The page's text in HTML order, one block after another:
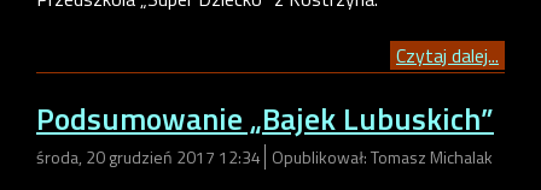
Czytaj dalej...
Podsumowanie „Bajek Lubuskich”
środa, 20 grudzień 2017 12:34 Opublikował: Tomasz Michalak